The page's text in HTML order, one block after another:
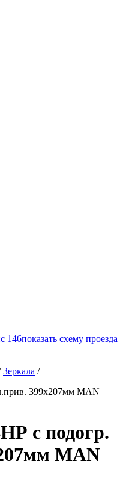
146показать схему проезда
Зеркала /
399х207мм MAN
с подогр.
MAN